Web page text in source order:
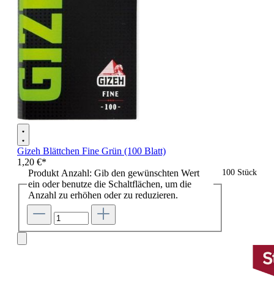
Gizeh Blättchen Fine Grün (100 Blatt)
1,20 €*
100 Stück
Produkt Anzahl: Gib den gewünschten Wert
ein oder benutze die Schaltflächen, um die
Anzahl zu erhöhen oder zu reduzieren.